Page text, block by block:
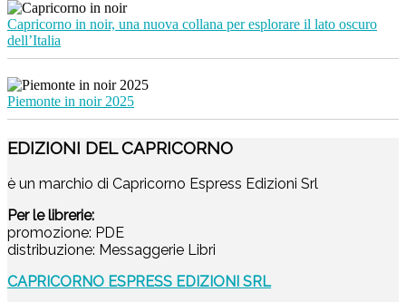
Capricorno in noir, una nuova collana per esplorare il lato oscuro
dell’Italia
Piemonte in noir 2025
EDIZIONI DEL CAPRICORNO
è un marchio di Capricorno Espress Edizioni Srl
Per le librerie:
promozione: PDE
distribuzione: Messaggerie Libri
CAPRICORNO ESPRESS EDIZIONI SRL